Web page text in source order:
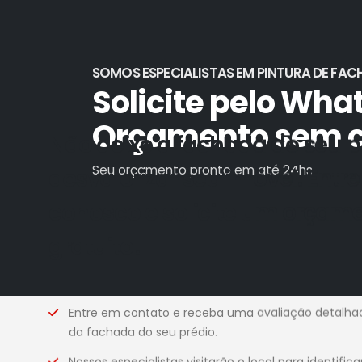
SOMOS ESPECIALISTAS EM PINTURA DE
Solicite pelo
Orçamento sem
Seu orçamento pronto em até 24hs
Não deixe a fachada do seu
desvalorizar seu imóvel.
Entre em contato e receba uma avaliação
da fachada do seu prédio.